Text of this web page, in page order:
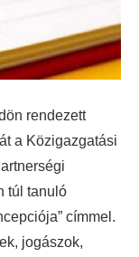
rendezett
a Közigazgatási
túl tanuló
címmel.
jogászok,